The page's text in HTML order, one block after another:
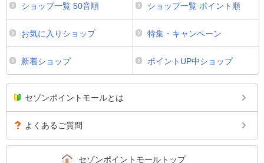
ショップ一覧 50音順 ショップ一覧 ポイント順
お気に入りショップ 特集・キャンペーン
新着ショップ ポイントUP中ショップ
セゾンポイントモールとは
よくあるご質問
セゾンポイントモールトップ